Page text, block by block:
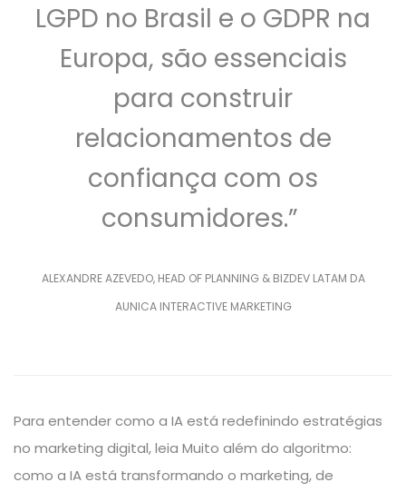
LGPD no Brasil e o GDPR na
Europa, são essenciais
para construir
relacionamentos de
confiança com os
consumidores.”
ALEXANDRE AZEVEDO, HEAD OF PLANNING & BIZDEV LATAM DA
AUNICA INTERACTIVE MARKETING
Para entender como a IA está redefinindo estratégias
no marketing digital, leia Muito além do algoritmo:
como a IA está transformando o marketing, de